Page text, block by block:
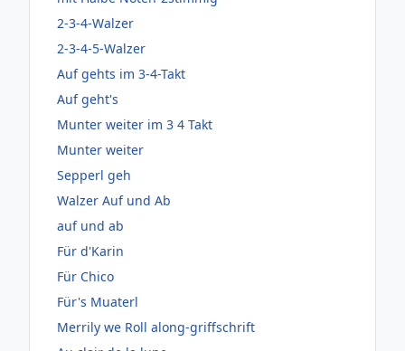
2-3-4-Walzer
2-3-4-5-Walzer
Auf gehts im 3-4-Takt
Auf geht's
Munter weiter im 3 4 Takt
Munter weiter
Sepperl geh
Walzer Auf und Ab
auf und ab
Für d'Karin
Für Chico
Für's Muaterl
Merrily we Roll along-griffschrift